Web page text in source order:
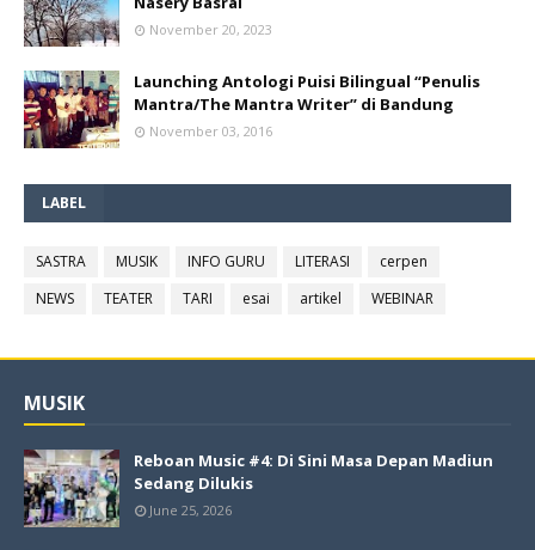
November 20, 2023
Launching Antologi Puisi Bilingual “Penulis
Mantra/The Mantra Writer” di Bandung
November 03, 2016
LABEL
SASTRA MUSIK INFO GURU LITERASI
cerpen
NEWS
TEATER TARI esai artikel WEBINAR
MUSIK
Reboan Music #4: Di Sini Masa Depan Madiun
Sedang Dilukis
June 25, 2026